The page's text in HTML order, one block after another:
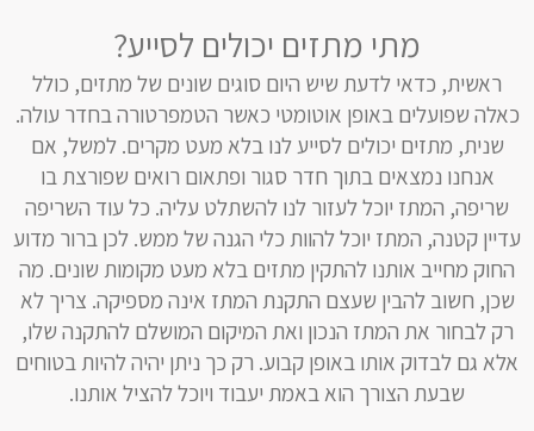
מתי מתזים יכולים לסייע?
ראשית, כדאי לדעת שיש היום סוגים שונים של מתזים, כולל
כאלה שפועלים באופן אוטומטי כאשר הטמפרטורה בחדר עולה.
שנית, מתזים יכולים לסייע לנו בלא מעט מקרים. למשל, אם
אנחנו נמצאים בתוך חדר סגור ופתאום רואים שפורצת בו
שריפה, המתז יוכל לעזור לנו להשתלט עליה. כל עוד השריפה
עדיין קטנה, המתז יוכל להוות כלי הגנה של ממש. לכן ברור מדוע
החוק מחייב אותנו להתקין מתזים בלא מעט מקומות שונים. מה
שכן, חשוב להבין שעצם התקנת המתז אינה מספיקה. צריך לא
רק לבחור את המתז הנכון ואת המיקום המושלם להתקנה שלו,
אלא גם לבדוק אותו באופן קבוע. רק כך ניתן יהיה להיות בטוחים
שבעת הצורך הוא באמת יעבוד ויוכל להציל אותנו.